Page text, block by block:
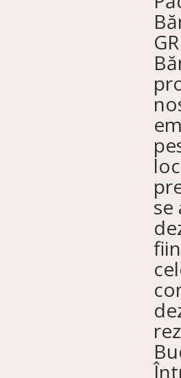
se